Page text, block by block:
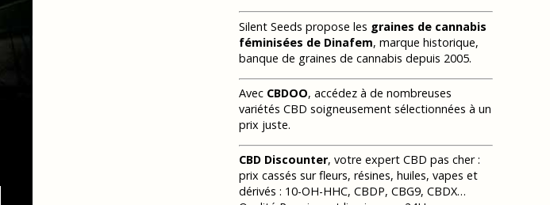
Silent Seeds propose les graines de cannabis
féminisées de Dinafem, marque historique,
banque de graines de cannabis depuis 2005.
Avec CBDOO, accédez à de nombreuses
variétés CBD soigneusement sélectionnées à un
prix juste.
CBD Discounter, votre expert CBD pas cher :
prix cassés sur fleurs, résines, huiles, vapes et
dérivés : 10-OH-HHC, CBDP, CBG9, CBDX…